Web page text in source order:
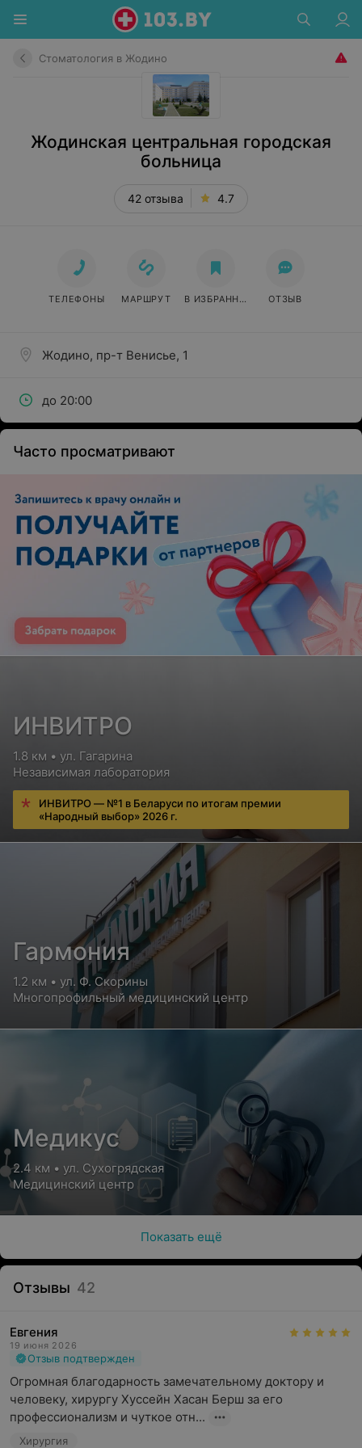
Стоматология в Жодино
Жодинская центральная городская
больница
42 отзыва 4.7
Жодино, пр-т Венисье, 1
до 20:00
ТЕЛЕФОНЫ МАРШРУТ В ИЗБРАННОЕ ОТЗЫВ
Часто просматривают
ИНВИТРО
1.8 км • ул. Гагарина
Независимая лаборатория
ИНВИТРО — №1 в Беларуси по итогам премии
«Народный выбор» 2026 г.
Гармония
1.2 км • ул. Ф. Скорины
Многопрофильный медицинский центр
Медикус
2.4 км • ул. Сухогрядская
Медицинский центр
Показать ещё
Отзывы 42
Евгения
19 июня 2026
Отзыв подтвержден
Огромная благодарность замечательному доктору и
человеку, хирургу Хуссейн Хасан Берш за его
профессионализм и чуткое отн...
Хирургия